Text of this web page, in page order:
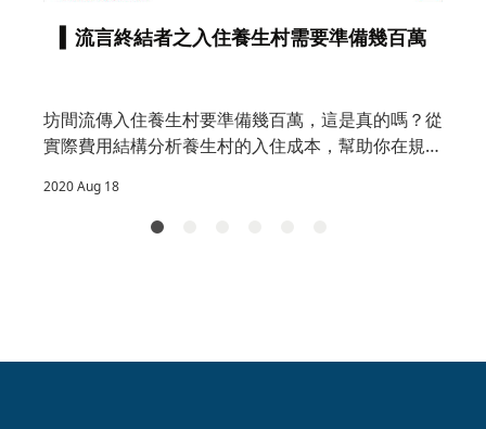
▍流言終結者之入住養生村需要準備幾百萬
坊間流傳入住養生村要準備幾百萬，這是真的嗎？從
實際費用結構分析養生村的入住成本，幫助你在規劃
2020 Aug 18